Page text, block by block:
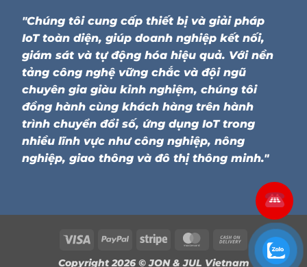
"Chúng tôi cung cấp thiết bị và giải pháp
IoT toàn diện, giúp doanh nghiệp kết nối,
giám sát và tự động hóa hiệu quả. Với nền
tảng công nghệ vững chắc và đội ngũ
chuyên gia giàu kinh nghiệm, chúng tôi
đồng hành cùng khách hàng trên hành
trình chuyển đổi số, ứng dụng IoT trong
nhiều lĩnh vực như công nghiệp, nông
nghiệp, giao thông và đô thị thông minh."
Visa PayPalStripe MasterCard
Cash
On
Copyright 2026 ©JON & JUL Vietnam